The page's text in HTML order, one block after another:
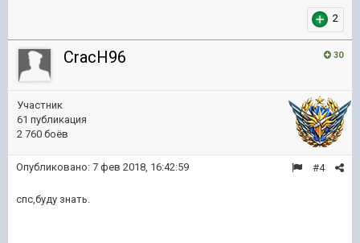
2
30
CracH96
Участник
61 публикация
2 760 боёв
#4
Опубликовано: 7 фев 2018, 16:42:59
спс,буду знать.